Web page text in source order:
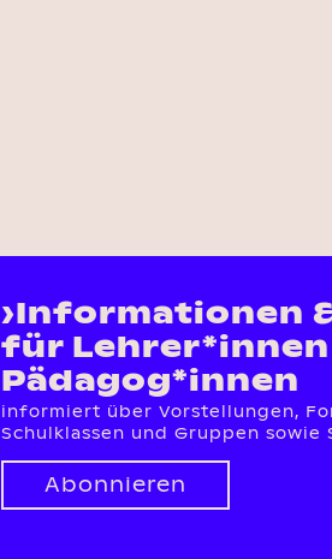
›Informationen
für
Pädagog*innen
informiert über Vorstellungen,
Schulklassen und Gruppen sowie
Abonnieren